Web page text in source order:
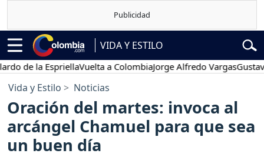
VIDA Y ESTILO
la EspriellaVuelta a ColombiaJorge Alfredo VargasGustavo
Vida y Estilo Noticias
Oración del martes: invoca al
arcángel Chamuel para que sea
un buen día